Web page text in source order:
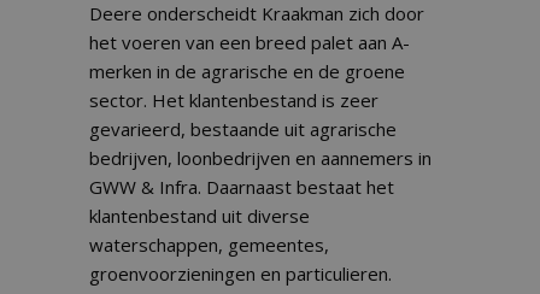
Deere onderscheidt Kraakman zich door
het voeren van een breed palet aan A-
merken in de agrarische en de groene
sector. Het klantenbestand is zeer
gevarieerd, bestaande uit agrarische
bedrijven, loonbedrijven en aannemers in
GWW & Infra. Daarnaast bestaat het
klantenbestand uit diverse
waterschappen, gemeentes,
groenvoorzieningen en particulieren.